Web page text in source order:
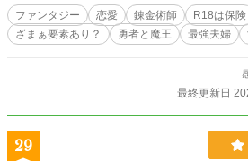
分なりの方法で復讐することを誓う。 全てを失
女が、【新しい訳ありの婚約
たとき、五百年前の勇者の想
ファンタジー 恋愛 錬金術師 R18は保険
ざまぁ要素あり？
勇者と魔王 最強夫婦
最終更新日
29